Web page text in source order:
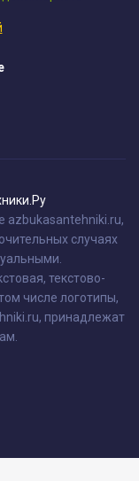
azbukasantehniki.ru,
случаях
текстово-
числе логотипы,
принадлежат